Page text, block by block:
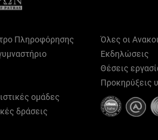
Πληροφόρησης
ομάδες
δράσεις
Όλες οι
Εκδηλώσεις
Θέσεις
Προκηρύξεις